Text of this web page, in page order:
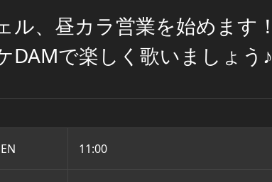
ル、昼カラ営業を始めます！
DAMで楽しく歌いましょう♪
11:00